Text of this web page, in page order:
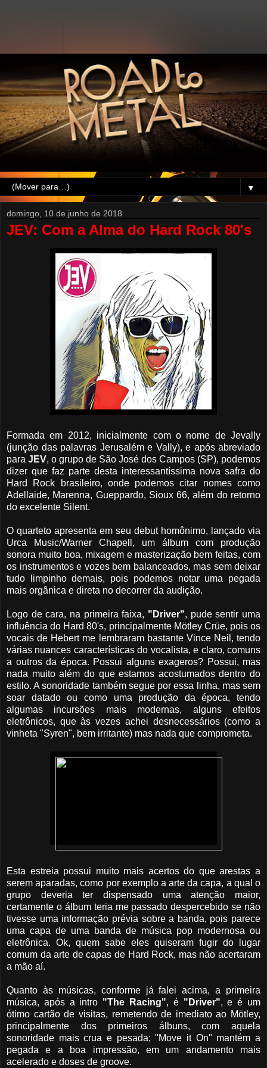
▼
domingo, 10 de junho de 2018
JEV: Com a Alma do Hard Rock 80's
Formada em 2012, inicialmente com o nome de Jevally
(junção das palavras Jerusalém e Vally), e após abreviado
para JEV, o grupo de São José dos Campos (SP), podemos
dizer que faz parte desta interessantíssima nova safra do
Hard Rock brasileiro, onde podemos citar nomes como
Adellaide, Marenna, Gueppardo, Sioux 66, além do retorno
do excelente Silent.
O quarteto apresenta em seu debut homônimo, lançado via
Urca Music/Warner Chapell, um álbum com produção
sonora muito boa, mixagem e masterização bem feitas, com
os instrumentos e vozes bem balanceados, mas sem deixar
tudo limpinho demais, pois podemos notar uma pegada
mais orgânica e direta no decorrer da audição.
Logo de cara, na primeira faixa, "Driver", pude sentir uma
influência do Hard 80's, principalmente Mötley Crüe, pois os
vocais de Hebert me lembraram bastante Vince Neil, tendo
várias nuances características do vocalista, e claro, comuns
a outros da época. Possui alguns exageros? Possui, mas
nada muito além do que estamos acostumados dentro do
estilo. A sonoridade também segue por essa linha, mas sem
soar datado ou como uma produção da época, tendo
algumas incursões mais modernas, alguns efeitos
eletrônicos, que às vezes achei desnecessários (como a
vinheta "Syren", bem irritante) mas nada que comprometa.
Esta estreia possui muito mais acertos do que arestas a
serem aparadas, como por exemplo a arte da capa, a qual o
grupo deveria ter dispensado uma atenção maior,
certamente o álbum teria me passado despercebido se não
tivesse uma informação prévia sobre a banda, pois parece
uma capa de uma banda de música pop modernosa ou
eletrônica. Ok, quem sabe eles quiseram fugir do lugar
comum da arte de capas de Hard Rock, mas não acertaram
a mão aí.
Quanto às músicas, conforme já falei acima, a primeira
música, após a intro "The Racing", é "Driver", e é um
ótimo cartão de visitas, remetendo de imediato ao Mötley,
principalmente dos primeiros álbuns, com aquela
sonoridade mais crua e pesada; "Move it On" mantém a
pegada e a boa impressão, em um andamento mais
acelerado e doses de groove.